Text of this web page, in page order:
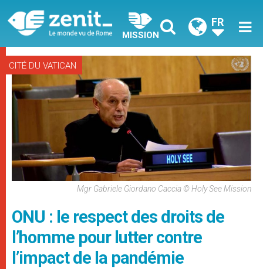
MISSION
FR
CITÉ DU VATICAN
Mgr Gabriele Giordano Caccia © Holy See Mission
ONU : le respect des droits de
l’homme pour lutter contre
l’impact de la pandémie